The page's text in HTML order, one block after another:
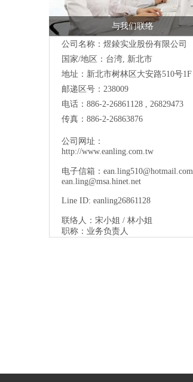
与我们联络
公司名称：煜錂实业股份有限公司
国家/地区：台湾, 新北市
地址： 新北市树林区大安路510号1F
邮递区号：238009
电话：886-2-26861128 , 26829473
传真：886-2-26863876
公司网址：
http://www.eanling.com.tw
电子信箱： ean.ling510@hotmail.com
ean.ling@msa.hinet.net
Line ID: eanling26861128
联络人：宋小姐 / 林小姐
职称：业务负责人